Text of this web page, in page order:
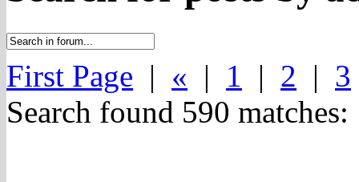
First Page | « | 1 | 2 | 3
Search found 590 matches: